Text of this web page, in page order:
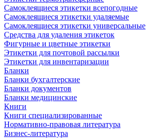
Самоклеящиеся этикетки всепогодные
Самоклеящиеся этикетки удаляемые
Самоклеящиеся этикетки универсальные
Средства для удаления этикеток
Фигурные и цветные этикетки
Этикетки для почтовой рассылки
Этикетки для инвентаризации
Бланки
Бланки бухгалтерские
Бланки документов
Бланки медицинские
Книги
Книги специализированные
Нормативно-правовая литература
Бизнес-литература